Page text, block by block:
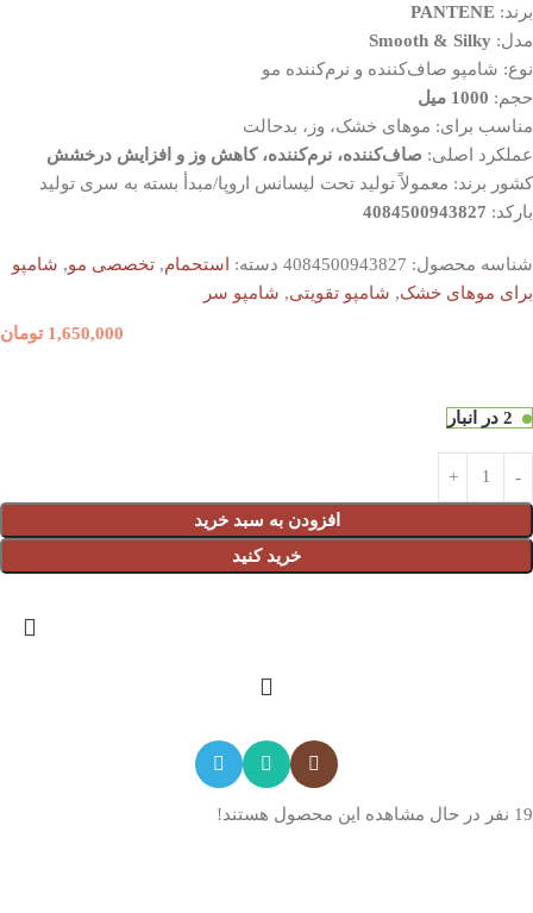
برند: PANTENE
مدل: Smooth & Silky
نوع: شامپو صاف‌کننده و نرم‌کننده مو
حجم: 1000 میل
مناسب برای: موهای خشک، وز، بدحالت
عملکرد اصلی: صاف‌کننده، نرم‌کننده، کاهش وز و افزایش درخشش
کشور برند: معمولاً تولید تحت لیسانس اروپا/مبدأ بسته به سری تولید
بارکد: 4084500943827
شناسه محصول: 4084500943827 دسته: استحمام, تخصصی مو, شامپو
برای موهای خشک, شامپو تقویتی, شامپو سر
1,650,000 تومان
2 در انبار
افزودن به سبد خرید
خرید کنید
19 نفر در حال مشاهده این محصول هستند!